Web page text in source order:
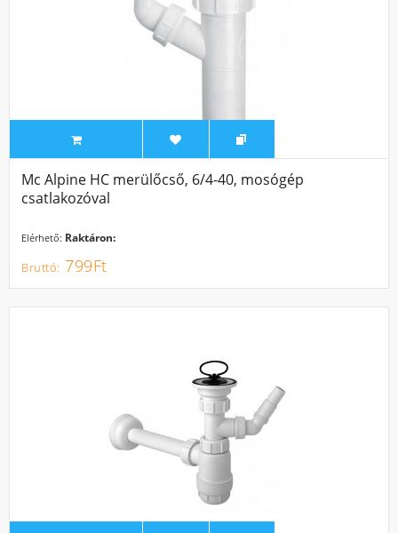
Mc Alpine HC merülőcső, 6/4-40, mosógép
csatlakozóval
Elérhető: Raktáron:
799Ft